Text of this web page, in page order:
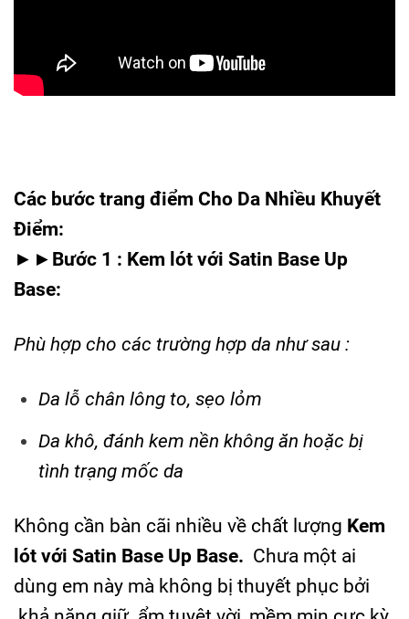
Các bước trang điểm Cho Da Nhiều Khuyết
Điểm:
►► Bước 1 : Kem lót với Satin Base Up
Base:
Phù hợp cho các trường hợp da như sau :
Da lỗ chân lông to, sẹo lỏm
Da khô, đánh kem nền không ăn hoặc bị
tình trạng mốc da
Không cần bàn cãi nhiều về chất lượng Kem
lót với Satin Base Up Base. Chưa một ai
dùng em này mà không bị thuyết phục bởi